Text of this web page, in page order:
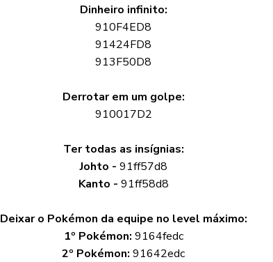
Dinheiro infinito:
910F4ED8
91424FD8
913F50D8
Derrotar em um golpe:
910017D2
Ter todas as insígnias:
Johto - 91ff57d8
Kanto - 91ff58d8
Deixar o Pokémon da equipe no level máximo:
1º Pokémon: 9164fedc
2º Pokémon: 91642edc